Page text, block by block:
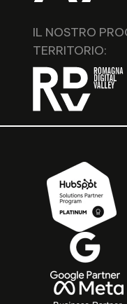
IL NOSTRO
TERRITORIO: